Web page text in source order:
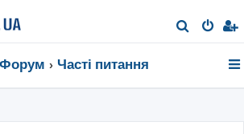
о
Форум Часті питання